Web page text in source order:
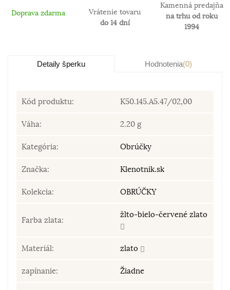
Doprava zdarma
Vrátenie tovaru
do 14 dní
Kamenná predajňa
na trhu od roku
1994
Detaily šperku Hodnotenia(0)
Kód produktu: K50.145.A5.47/02,00
Váha: 2.20 g
Kategória: Obrúčky
Značka: Klenotnik.sk
Kolekcia: OBRÚČKY
Farba zlata:
žlto-bielo-červené zlato
Materiál: zlato
zapínanie: Žiadne